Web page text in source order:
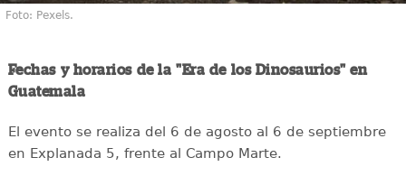
Foto: Pexels.
Fechas y horarios de la "Era de los Dinosaurios" en
Guatemala
El evento se realiza del 6 de agosto al 6 de septiembre
en Explanada 5, frente al Campo Marte.